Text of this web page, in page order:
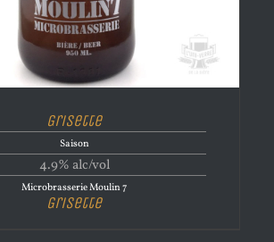
Grisette
Saison
4.9% alc/vol
Microbrasserie Moulin 7
Grisette